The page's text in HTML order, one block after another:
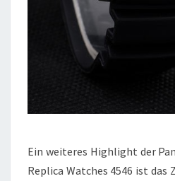
Ein weiteres Highlight der
Replica Watches 4546 ist